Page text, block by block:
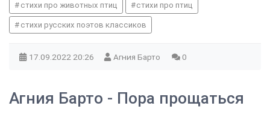
стихи про животных птиц стихи про птиц
стихи русских поэтов классиков
17.09.2022 20:26 Агния Барто 0
Агния Барто - Пора прощаться